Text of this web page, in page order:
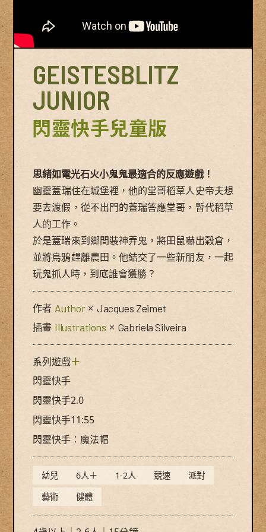
GEISTESBLITZ
JUNIOR
閃靈快手兒童版
思緒如電光石火小鬼鬼最適合的反應遊戲！
幽靈蓋瑞住在城堡裡，他的堂哥稻草人史帝夫想
要去渡假，從不出門的蓋瑞答應堂哥，暫代稻草
人的工作。
於是蓋瑞來到鄉間裝神弄鬼，將田鼠嚇出穀倉，
並將烏鴉趕離農田。他結交了一些新朋友，一起
玩鬼抓人時，到底誰會獲勝？
作者 Author × Jacques Zeimet
插畫 Illustrations × Gabriela Silveira
系列遊戲＋
閃靈快手
閃靈快手2.0
閃靈快手11:55
閃靈快手：魔法帽
幼兒 6人＋ 1-2人 競速
派對
藝術
健體